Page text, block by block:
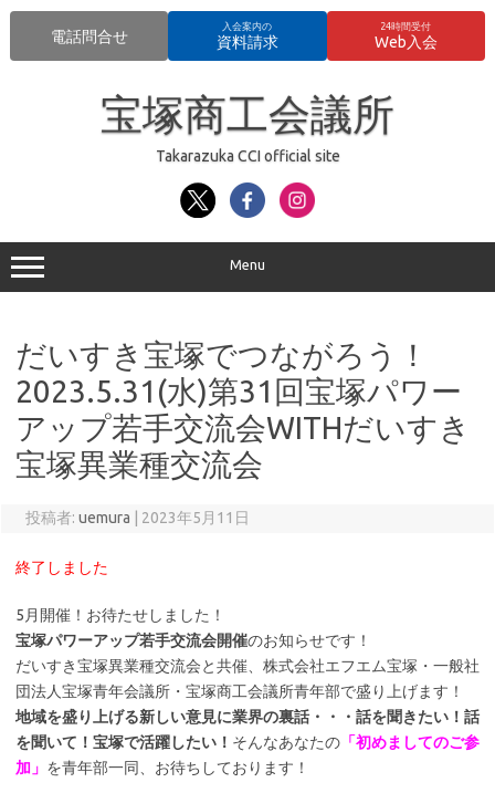
電話問合せ
入会案内の
資料請求
24時間受付
Web入会
宝塚商工会議所
Takarazuka CCI official site
Menu
だいすき宝塚でつながろう！
2023.5.31(水)第31回宝塚パワー
アップ若手交流会WITHだいすき
宝塚異業種交流会
投稿者: uemura 2023年5月11日
終了しました
5月開催！お待たせしました！
宝塚パワーアップ若手交流会開催のお知らせです！
だいすき宝塚異業種交流会と共催、株式会社エフエム宝塚・一般社
団法人宝塚青年会議所・宝塚商工会議所青年部で盛り上げます！
地域を盛り上げる新しい意見に業界の裏話・・・話を聞きたい！話
を聞いて！宝塚で活躍したい！ そんなあなたの 「初めましてのご参
加」 を青年部一同、お待ちしております！